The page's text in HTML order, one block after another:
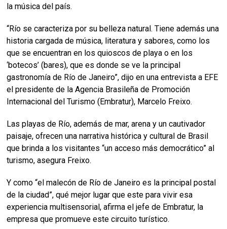
la música del país.
“Río se caracteriza por su belleza natural. Tiene además una
historia cargada de música, literatura y sabores, como los
que se encuentran en los quioscos de playa o en los
‘botecos’ (bares), que es donde se ve la principal
gastronomía de Río de Janeiro”, dijo en una entrevista a EFE
el presidente de la Agencia Brasileña de Promoción
Internacional del Turismo (Embratur), Marcelo Freixo.
Las playas de Río, además de mar, arena y un cautivador
paisaje, ofrecen una narrativa histórica y cultural de Brasil
que brinda a los visitantes “un acceso más democrático” al
turismo, asegura Freixo.
Y como “el malecón de Río de Janeiro es la principal postal
de la ciudad”, qué mejor lugar que este para vivir esa
experiencia multisensorial, afirma el jefe de Embratur, la
empresa que promueve este circuito turístico.